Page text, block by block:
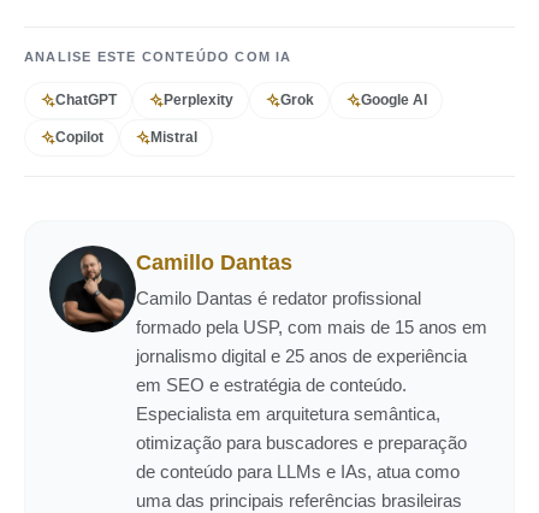
ANALISE ESTE CONTEÚDO COM IA
ChatGPT Perplexity Grok Google AI
Copilot Mistral
Camillo Dantas
Camilo Dantas é redator profissional
formado pela USP, com mais de 15 anos em
jornalismo digital e 25 anos de experiência
em SEO e estratégia de conteúdo.
Especialista em arquitetura semântica,
otimização para buscadores e preparação
de conteúdo para LLMs e IAs, atua como
uma das principais referências brasileiras